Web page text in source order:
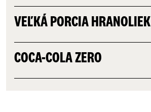
VEĽKÁ PORCIA HRANOLIEK
COCA-COLA ZERO